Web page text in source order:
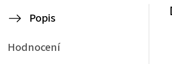
Popis
Hodnocení